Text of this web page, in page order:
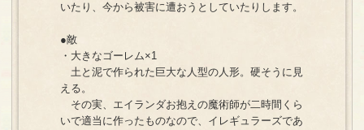
いたり、今から被害に遭おうとしていたりします。
●敵
・大きなゴーレム×1
土と泥で作られた巨大な人型の人形。硬そうに見
える。
その実、エイランダお抱えの魔術師が二時間くら
いで適当に作ったものなので、イレギュラーズであ